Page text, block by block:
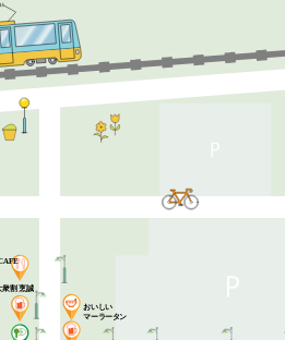
衆割烹誠
おいしい
マーラータン